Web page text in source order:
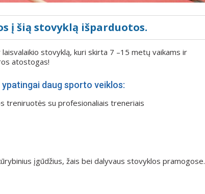
į šią stovyklą išparduotos.
stovyklą, kuri skirta 7 –15 metų vaikams ir
atostogas!
daug sporto veiklos:
treniruotės su profesionaliais treneriais
įgūdžius, žais bei dalyvaus stovyklos pramogose.